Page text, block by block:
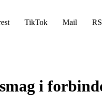
TikTok Mail
i